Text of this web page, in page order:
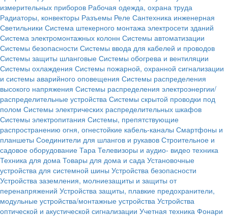
измерительных приборов Рабочая одежда, охрана труда
Радиаторы, конвекторы Разъемы Реле Сантехника инженерная
Светильники Система штекерного монтажа электросети зданий
Система электромонтажных колонн Системы автоматизации
Системы безопасности Системы ввода для кабелей и проводов
Системы защиты шланговые Системы обогрева и вентиляции
Системы охлаждения Системы пожарной, охранной сигнализации
и системы аварийного оповещения Системы распределения
высокого напряжения Системы распределения электроэнергии/
распределительные устройства Системы скрытой проводки под
полом Системы электрических распределительных шкафов
Системы электропитания Системы, препятствующие
распространению огня, огнестойкие кабель-каналы Смартфоны и
планшеты Соединители для шлангов и рукавов Строительное и
садовое оборудование Тара Телевизоры и аудио- видео техника
Техника для дома Товары для дома и сада Установочные
устройства для системной шины Устройства безопасности
Устройства заземления, молниезащиты и защиты от
перенапряжений Устройства защиты, плавкие предохранители,
модульные устройства/монтажные устройства Устройства
оптической и акустической сигнализации Учетная техника Фонари